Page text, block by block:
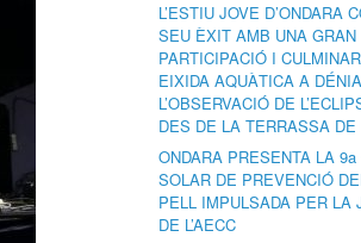
L’ESTIU JOVE D’ONDARA
SEU ÈXIT AMB UNA GRAN
PARTICIPACIÓ I
EIXIDA AQUÀTICA A
L’OBSERVACIÓ DE
DES DE LA TERRASSA DE
ONDARA PRESENTA LA
SOLAR DE PREVENCIÓ
PELL IMPULSADA PER LA
DE L’AECC